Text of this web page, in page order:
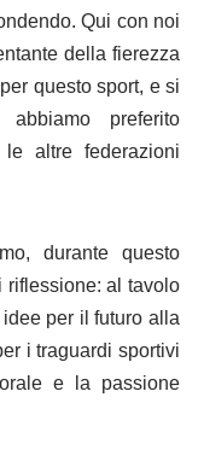
Qui con noi
della fierezza
questo sport, e si
preferito
altre federazioni
durante questo
riflessione: al tavolo
per il futuro alla
i traguardi sportivi
e la passione